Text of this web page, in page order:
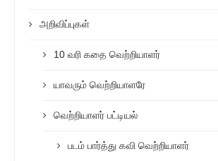
அறிவிப்புகள்
10 வரி கதை வெற்றியாளர்
யாவரும் வெற்றியாளரே
வெற்றியாளர் பட்டியல்
படம் பார்த்து கவி வெற்றியாளர்